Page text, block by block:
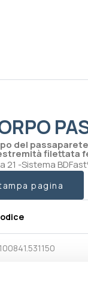
del
filettata
21 -Sistema
pagina